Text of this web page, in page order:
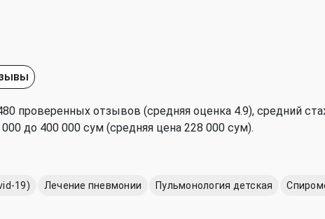
проверенных отзывов (средняя оценка 4.9), cредний
до 400 000 сум (средняя цена 228 000 сум).
19) Лечение пневмонии Пульмонология детская